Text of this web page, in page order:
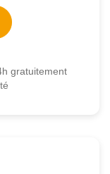
gratuitement